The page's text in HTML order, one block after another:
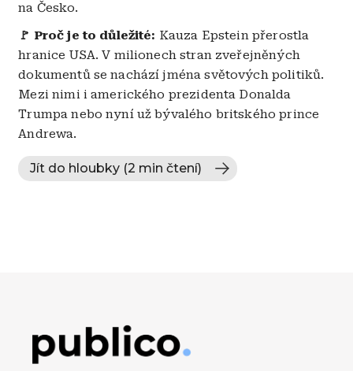
na Česko.
🚩 Proč je to důležité: Kauza Epstein přerostla
hranice USA. V milionech stran zveřejněných
dokumentů se nachází jména světových politiků.
Mezi nimi i amerického prezidenta Donalda
Trumpa nebo nyní už bývalého britského prince
Andrewa.
Jít do hloubky (2 min čtení)